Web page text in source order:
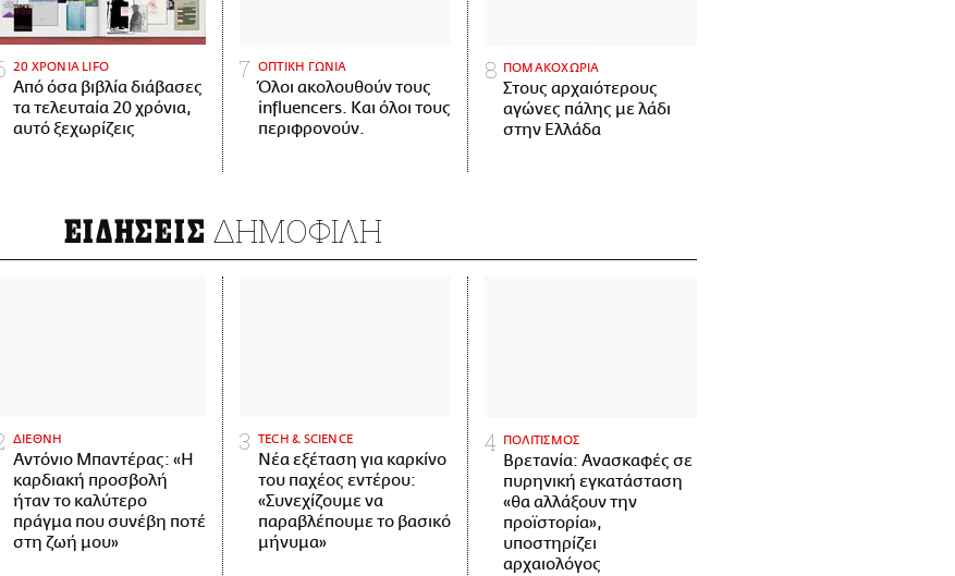
20 ΧΡΟΝΙΑ LIFO
Από όσα βιβλία διάβασες
τα τελευταία 20 χρόνια,
αυτό ξεχωρίζεις
ΟΠΤΙΚΗ ΓΩΝΙΑ
Όλοι ακολουθούν τους
influencers. Και όλοι τους
περιφρονούν.
ΠΟΜΑΚΟΧΩΡΙΑ
Στους αρχαιότερους
αγώνες πάλης με λάδι
στην Ελλάδα
ΕΙΔΗΣΕΙΣ ΔΗΜΟΦΙΛΗ
ΔΙΕΘΝΗ
Αντόνιο Μπαντέρας: «Η
καρδιακή προσβολή
ήταν το καλύτερο
πράγμα που συνέβη ποτέ
στη ζωή μου»
ΤECH & SCIENCE
Νέα εξέταση για καρκίνο
του παχέος εντέρου:
«Συνεχίζουμε να
παραβλέπουμε το βασικό
μήνυμα»
ΠΟΛΙΤΙΣΜΟΣ
Βρετανία: Ανασκαφές σε
πυρηνική εγκατάσταση
«θα αλλάξουν την
προϊστορία»,
υποστηρίζει
αρχαιολόγος